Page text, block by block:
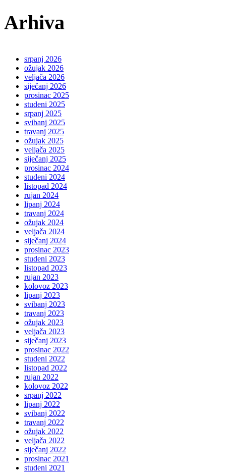
Arhiva
srpanj 2026
ožujak 2026
veljača 2026
siječanj 2026
prosinac 2025
studeni 2025
srpanj 2025
svibanj 2025
travanj 2025
ožujak 2025
veljača 2025
siječanj 2025
prosinac 2024
studeni 2024
listopad 2024
rujan 2024
lipanj 2024
travanj 2024
ožujak 2024
veljača 2024
siječanj 2024
prosinac 2023
studeni 2023
listopad 2023
rujan 2023
kolovoz 2023
lipanj 2023
svibanj 2023
travanj 2023
ožujak 2023
veljača 2023
siječanj 2023
prosinac 2022
studeni 2022
listopad 2022
rujan 2022
kolovoz 2022
srpanj 2022
lipanj 2022
svibanj 2022
travanj 2022
ožujak 2022
veljača 2022
siječanj 2022
prosinac 2021
studeni 2021